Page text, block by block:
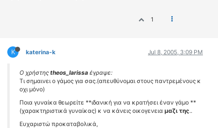
1
K katerina-k Jul 8, 2005, 3:09 PM
Ο χρήστης theos_larissa έγραψε:
Τι σημαινει ο γάμος για σας.(απευθύνομαι στους παντρεμένους κ
οχι μόνο)
Ποια γυναίκα θεωρείτε **ιδανική για να κρατήσει έναν γάμο **
(χαρακτηριστικά γυναίκας) κ να κάνεις οικογενεια μαζι της..
Ευχαριστώ προκαταβολικά,
ΕΠΙΚΑΙΡΟΤΗΤΑ
CLASSIC
ΑΡΧΕΙΟ ΤΕΥΧΩΝ